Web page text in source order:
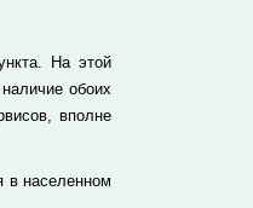
На этой
обоих
вполне
в населенном